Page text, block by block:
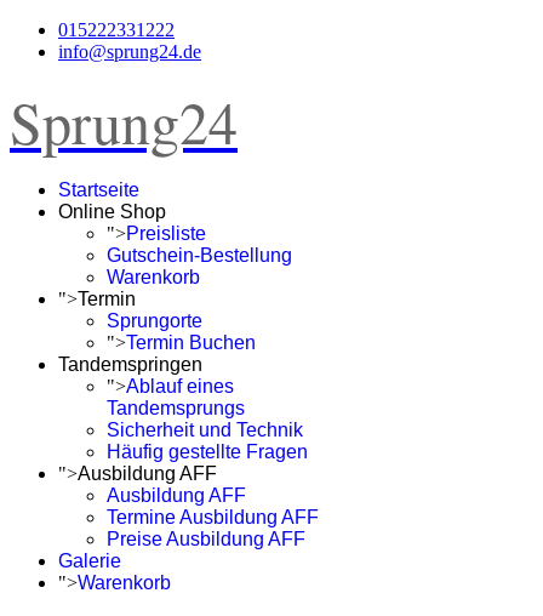
015222331222
info@sprung24.de
Sprung24
Startseite
Online Shop
">Preisliste
Gutschein-Bestellung
Warenkorb
">Termin
Sprungorte
">Termin Buchen
Tandemspringen
">Ablauf eines
Tandemsprungs
Sicherheit und Technik
Häufig gestellte Fragen
">Ausbildung AFF
Ausbildung AFF
Termine Ausbildung AFF
Preise Ausbildung AFF
Galerie
">Warenkorb